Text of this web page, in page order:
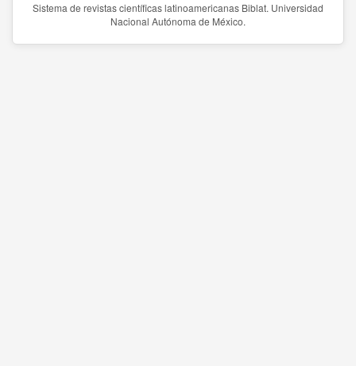
Sistema de revistas científicas latinoamericanas Biblat. Universidad
Nacional Autónoma de México.